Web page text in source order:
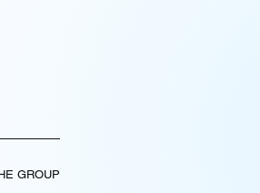
GROUP